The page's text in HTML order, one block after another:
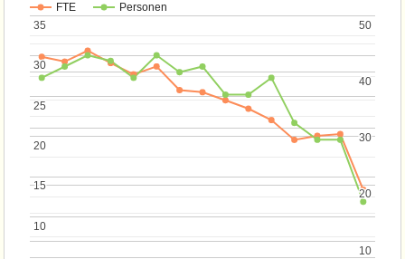
FTE Personen
10
10
15
15
20
20
25
25
30
30
35
35
10
10
20
20
30
30
40
40
50
50